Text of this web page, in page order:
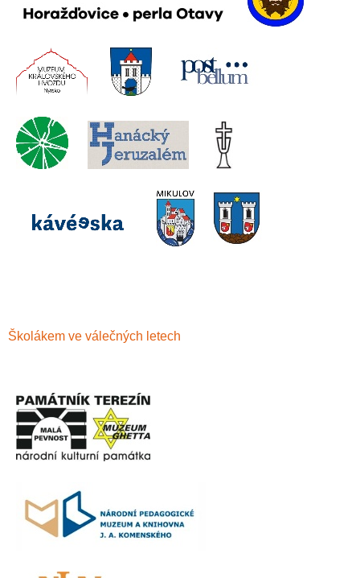
Školákem ve válečných letech